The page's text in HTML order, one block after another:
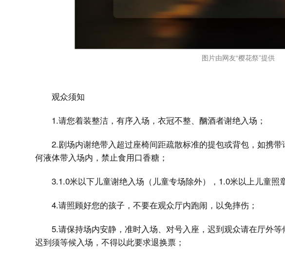
图片由网友“樱花祭”提供
观众须知
1.请您着装整洁，有序入场，衣冠不整、酗酒者谢绝入场；
2.剧场内谢绝带入超过座椅间距疏散标准的提包或背包，如携
何液体带入场内，禁止食用口香糖；
3.1.0米以下儿童谢绝入场（儿童专场除外），1.0米以上儿童照
4.请照顾好您的孩子，不要在观众厅内跑闹，以免摔伤；
5.请保持场内安静，准时入场、对号入座，迟到观众请在厅外
迟到须等候入场，不得以此要求退换票；